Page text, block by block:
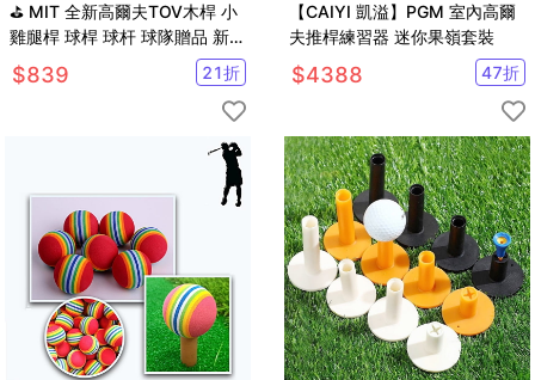
⛳ MIT 全新高爾夫TOV木桿 小
雞腿桿 球桿 球杆 球隊贈品 新手
桿【GF61004】
$839 21折
【CAIYI 凱溢】PGM 室內高爾
夫推桿練習器 迷你果嶺套裝
$4388 47折